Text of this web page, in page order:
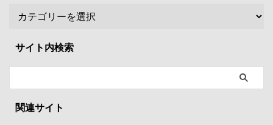
サイト内検索
関連サイト